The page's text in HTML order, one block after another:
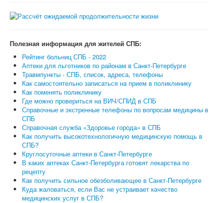
Полезная информация для жителей СПБ:
Рейтинг больниц СПБ - 2022
Аптеки для льготников по районам в Санкт-Петербурге
Травмпункты - СПБ, список, адреса, телефоны
Как самостоятельно записаться на прием в поликлинику
Как поменять поликлинику
Где можно провериться на ВИЧ/СПИД в СПБ
Справочные и экстренные телефоны по вопросам медицины в
СПБ
Справочная служба «Здоровье города» в СПБ
Как получить высокотехнологичную медицинскую помощь в
СПБ?
Круглосуточные аптеки в Санкт-Петербурге
В каких аптеках Санкт-Петербурга готовят лекарства по
рецепту
Как получить сильное обезболивающее в Санкт-Петербурге
Куда жаловаться, если Вас не устраивает качество
медицинских услуг в СПБ?